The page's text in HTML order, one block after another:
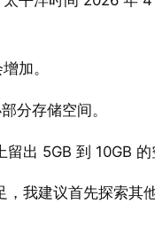
加。
分存储空间。
出 5GB 到 10GB
我建议首先探索其